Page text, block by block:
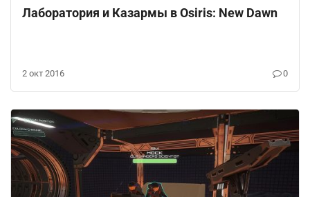
Лаборатория и Казармы в Osiris: New Dawn
2 окт 2016 0